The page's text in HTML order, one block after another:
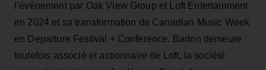
l’événement par Oak View Group et Loft Entertainment
en 2024 et sa transformation de Canadian Music Week
en Departure Festival + Conference. Barton demeure
toutefois associé et actionnaire de Loft, la société